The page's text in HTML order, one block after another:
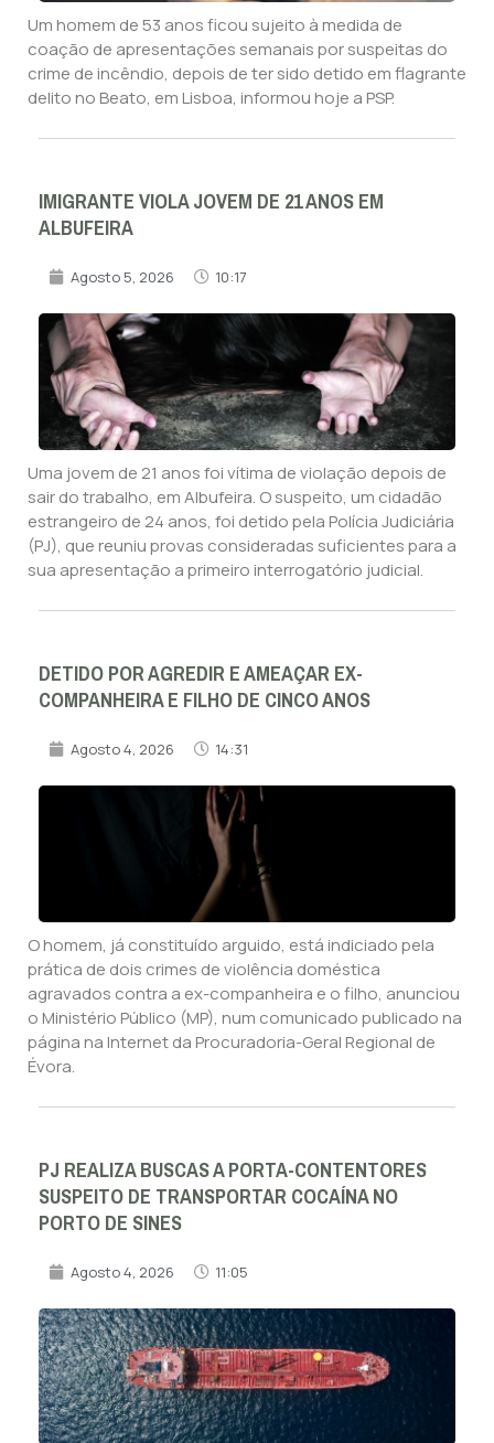
Um homem de 53 anos ficou sujeito à medida de
coação de apresentações semanais por suspeitas do
crime de incêndio, depois de ter sido detido em flagrante
delito no Beato, em Lisboa, informou hoje a PSP.
IMIGRANTE VIOLA JOVEM DE 21 ANOS EM
ALBUFEIRA
Agosto 5, 2026 10:17
Uma jovem de 21 anos foi vítima de violação depois de
sair do trabalho, em Albufeira. O suspeito, um cidadão
estrangeiro de 24 anos, foi detido pela Polícia Judiciária
(PJ), que reuniu provas consideradas suficientes para a
sua apresentação a primeiro interrogatório judicial.
DETIDO POR AGREDIR E AMEAÇAR EX-
COMPANHEIRA E FILHO DE CINCO ANOS
Agosto 4, 2026 14:31
O homem, já constituído arguido, está indiciado pela
prática de dois crimes de violência doméstica
agravados contra a ex-companheira e o filho, anunciou
o Ministério Público (MP), num comunicado publicado na
página na Internet da Procuradoria-Geral Regional de
Évora.
PJ REALIZA BUSCAS A PORTA-CONTENTORES
SUSPEITO DE TRANSPORTAR COCAÍNA NO
PORTO DE SINES
Agosto 4, 2026 11:05